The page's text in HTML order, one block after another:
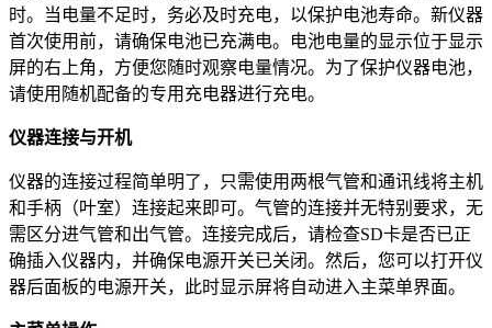
时。当电量不足时，务必及时充电，以保护电池寿命。新仪器
首次使用前，请确保电池已充满电。电池电量的显示位于显示
屏的右上角，方便您随时观察电量情况。为了保护仪器电池，
请使用随机配备的专用充电器进行充电。
仪器连接与开机
仪器的连接过程简单明了，只需使用两根气管和通讯线将主机
和手柄（叶室）连接起来即可。气管的连接并无特别要求，无
需区分进气管和出气管。连接完成后，请检查SD卡是否已正
确插入仪器内，并确保电源开关已关闭。然后，您可以打开仪
器后面板的电源开关，此时显示屏将自动进入主菜单界面。